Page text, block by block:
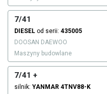
7/41
DIESEL od serii: 435005
DOOSAN DAEWOO
Maszyny budowlane
7/41 +
silnik: YANMAR 4TNV88-K